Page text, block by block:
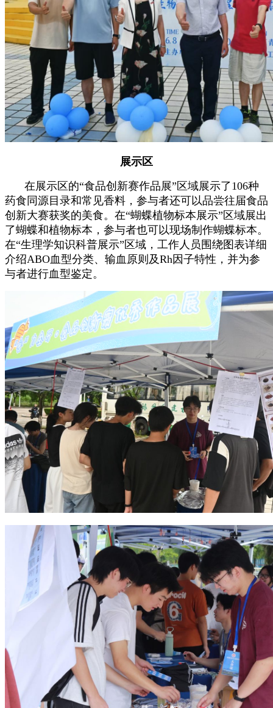
展示区
在展示区的“食品创新赛作品展”区域展示了106种
药食同源目录和常见香料，参与者还可以品尝往届食品
创新大赛获奖的美食。在“蝴蝶植物标本展示”区域展出
了蝴蝶和植物标本，参与者也可以现场制作蝴蝶标本。
在“生理学知识科普展示”区域，工作人员围绕图表详细
介绍ABO血型分类、输血原则及Rh因子特性，并为参
与者进行血型鉴定。